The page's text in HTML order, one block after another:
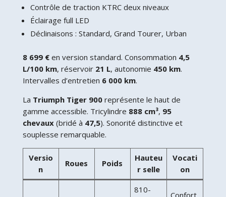
Contrôle de traction KTRC deux niveaux
Éclairage full LED
Déclinaisons : Standard, Grand Tourer, Urban
8 699 €en version standard. Consommation 4,5
L/100 km, réservoir 21 L, autonomie 450 km.
Intervalles d’entretien 6 000 km.
La Triumph Tiger 900représente le haut de
gamme accessible. Tricylindre 888 cm³, 95
chevaux(bridé à 47,5). Sonorité distinctive et
souplesse remarquable.
Versio
n
Roues Poids
Hauteu
r selle
Vocati
on
810-
Confort